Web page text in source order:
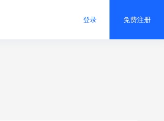
登录 免费注册